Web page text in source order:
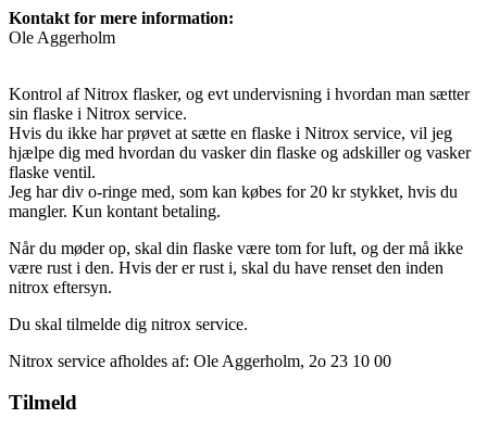
Kontakt for mere information:
Ole Aggerholm
Kontrol af Nitrox flasker, og evt undervisning i hvordan man sætter
sin flaske i Nitrox service.
Hvis du ikke har prøvet at sætte en flaske i Nitrox service, vil jeg
hjælpe dig med hvordan du vasker din flaske og adskiller og vasker
flaske ventil.
Jeg har div o-ringe med, som kan købes for 20 kr stykket, hvis du
mangler. Kun kontant betaling.
Når du møder op, skal din flaske være tom for luft, og der må ikke
være rust i den. Hvis der er rust i, skal du have renset den inden
nitrox eftersyn.
Du skal tilmelde dig nitrox service.
Nitrox service afholdes af: Ole Aggerholm, 2o 23 10 00
Tilmeld